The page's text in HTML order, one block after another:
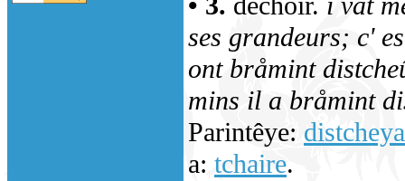
ses grandeurs; c'
ont bråmint
mins il a bråmint
Parintêye:
a: tchaire.